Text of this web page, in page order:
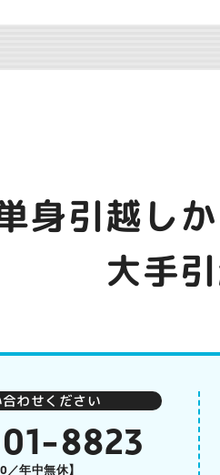
身引越し
大手
わせください
8823
／年中無休】